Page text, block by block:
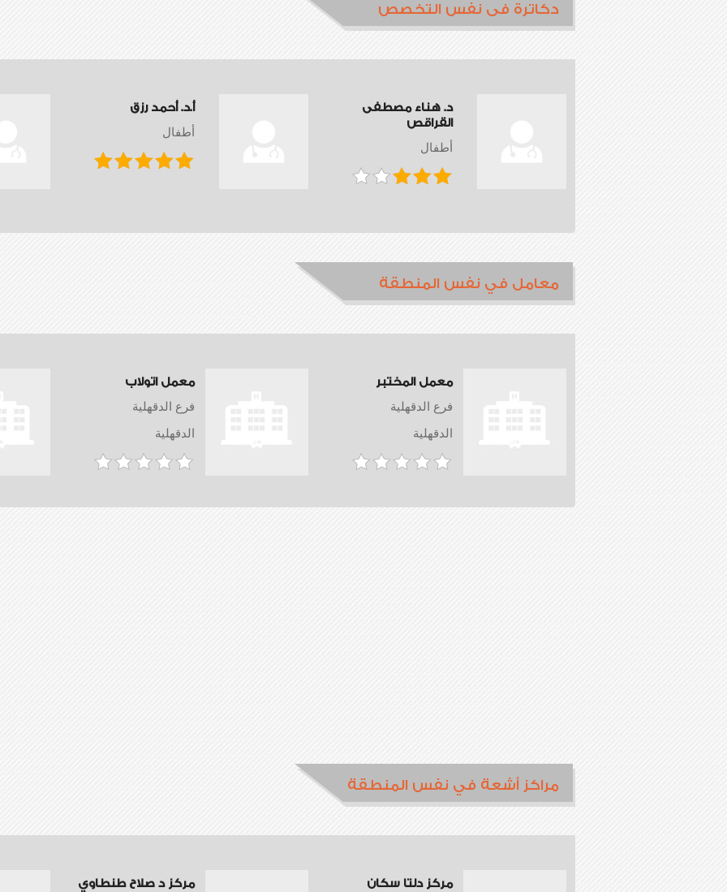
دكاترة فى نفس التخصص
أ.د. أحمد رزق
أطفال
د. هناء مصطفى
القراقص
أطفال
معامل في نفس المنطقة
معمل اتولاب
فرع الدقهلية
الدقهلية
معمل المختبر
فرع الدقهلية
الدقهلية
مراكز أشعة في نفس المنطقة
مركز د صلاح طنطاوي
مركز دلتا سكان